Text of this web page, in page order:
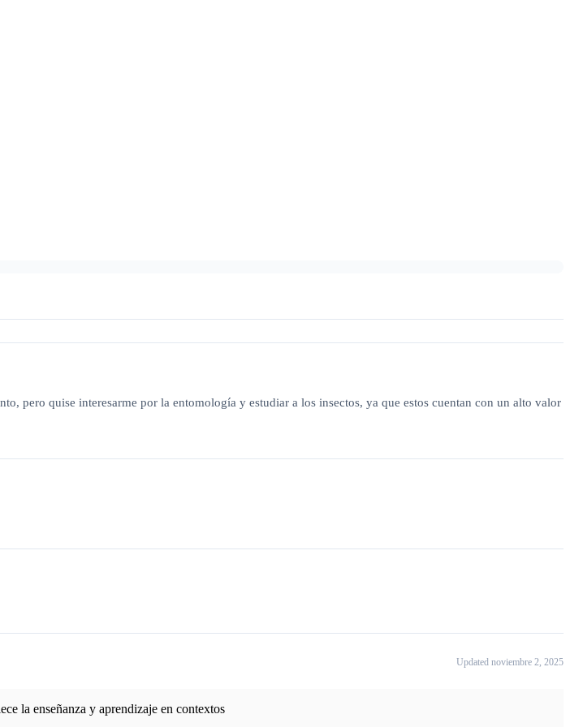
pero quise interesarme por la entomología y estudiar a los insectos, ya que estos cuentan con un alto valor
Updated noviembre 2, 2025
la enseñanza y aprendizaje en contextos